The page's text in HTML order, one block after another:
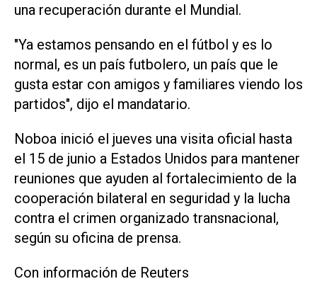
una recuperación durante el ‌Mundial.
"Ya estamos pensando en el fútbol y es lo
normal, es un país futbolero, un país que le
gusta estar con amigos y familiares viendo los
partidos", dijo el ‌mandatario.
Noboa inició el jueves una visita oficial hasta
el 15 de junio a Estados ‌Unidos para ⁠mantener
reuniones que ayuden al fortalecimiento de la
cooperación bilateral en ​seguridad y la lucha
contra el crimen organizado transnacional,
según su oficina de prensa.
Con información de Reuters